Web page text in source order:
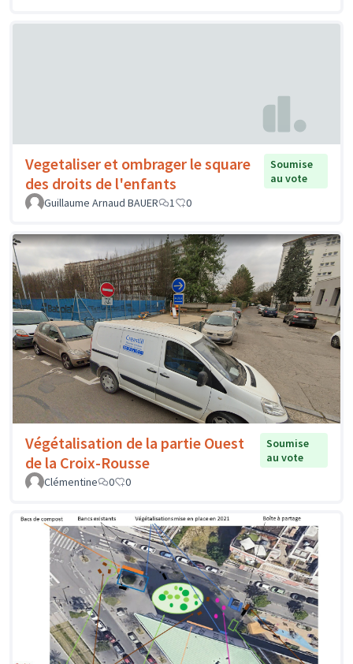
Vegetaliser et ombrager le square
des droits de l'enfants
Soumise
au vote
Guillaume Arnaud BAUER
1 0
Végétalisation de la partie Ouest
de la Croix-Rousse
Soumise
au vote
Clémentine
0 0